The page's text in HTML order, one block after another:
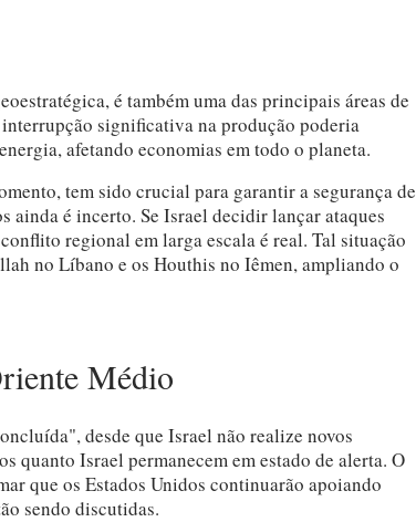
é também uma das principais áreas de
significativa na produção poderia
afetando economias em todo o planeta.
tem sido crucial para garantir a segurança de
ainda é incerto. Se Israel decidir lançar ataques
regional em larga escala é real. Tal situação
no Líbano e os Houthis no Iêmen, ampliando o
Médio
desde que Israel não realize novos
quanto Israel permanecem em estado de alerta. O
que os Estados Unidos continuarão apoiando
sendo discutidas.